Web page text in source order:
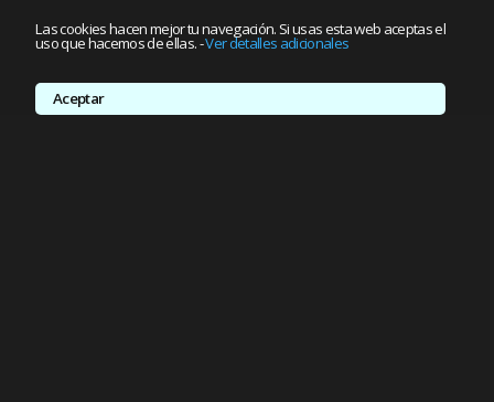
Las cookies hacen mejor tu navegación. Si usas esta web aceptas el
uso que hacemos de ellas.-Ver detalles adicionales
Aceptar